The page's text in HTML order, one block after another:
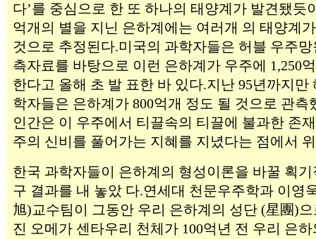
다’를 중심으로 한 또 하나의 태양계가 발견됐듯
억개의 별을 지닌 은하계에는 여러개 의 태양계
것으로 추정된다.미국의 과학자들은 허블 우주
측자료를 바탕으로 이런 은하계가 우주에 1,250
한다고 올해 초 발 표한 바 있다.지난 95년까지만
학자들은 은하계가 800억개 정도 될 것으로 관측
인간은 이 우주에서 티끌속의 티끌에 불과한 존
주의 신비를 풀어가는 지혜를 지녔다는 점에서
한국 과학자들이 은하계의 형성이론을 바꿀 획
구 결과를 내 놓았 다.연세대 천문우주학과 이영
旭)교수팀이 그동안 우리 은하계의 성단 (星團)
진 오메가 센타우리 천체가 100억년 전 우리 은